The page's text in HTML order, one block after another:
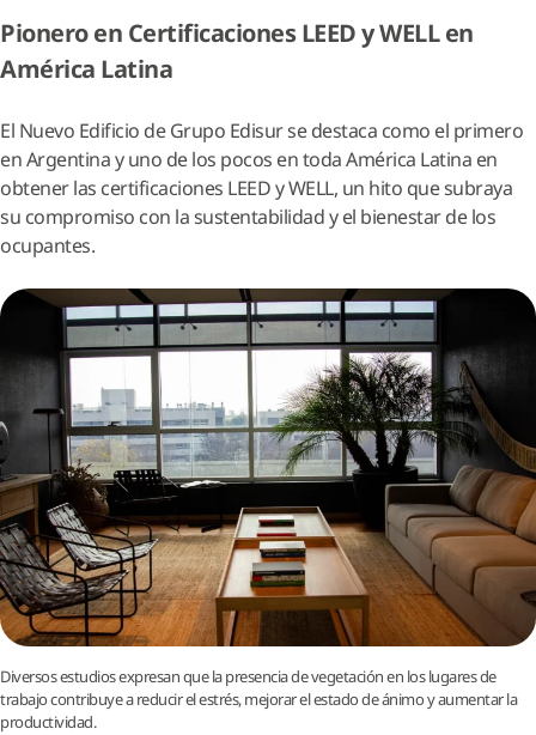
Pionero en Certificaciones LEED y WELL en
América Latina
El Nuevo Edificio de Grupo Edisur se destaca como el primero
en Argentina y uno de los pocos en toda América Latina en
obtener las certificaciones LEED y WELL, un hito que subraya
su compromiso con la sustentabilidad y el bienestar de los
ocupantes.
Diversos estudios expresan que la presencia de vegetación en los lugares de
trabajo contribuye a reducir el estrés, mejorar el estado de ánimo y aumentar la
productividad.